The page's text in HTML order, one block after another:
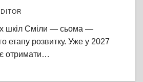
шкіл Сміли — сьома —
етапу розвитку. Уже у 2027
отримати…